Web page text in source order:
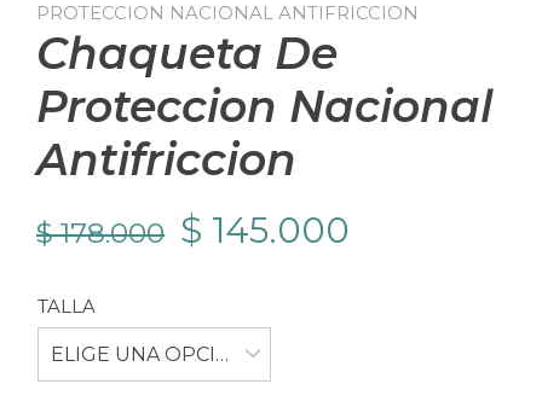
PROTECCION NACIONAL ANTIFRICCION
Chaqueta De
Proteccion Nacional
Antifriccion
$178.000 El
original
era:
$ 145.000
TALLA
ELIGE UNA OPCIÓN